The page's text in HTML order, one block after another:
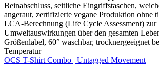
Beinabschluss, seitliche Eingriffstaschen,
angeraut, zertifizierte vegane Produktion ohne
LCA-Berechnung (Life Cycle Assessment) zur
Umweltauswirkungen über den gesamten
Größenlabel, 60° waschbar, trocknergeeignet
Temperatur
OCS T-Shirt Combo | Untagged Movement